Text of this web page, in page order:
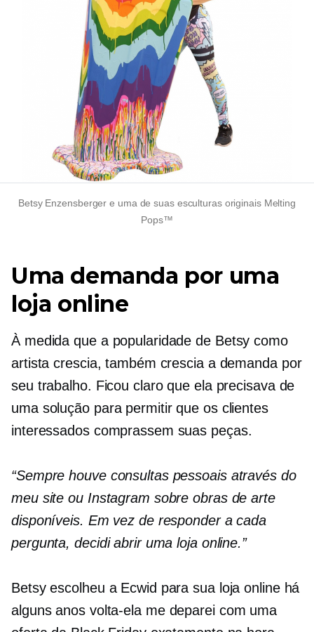
Betsy Enzensberger e uma de suas esculturas originais Melting
Pops™
Uma demanda por uma
loja online
À medida que a popularidade de Betsy como
artista crescia, também crescia a demanda por
seu trabalho. Ficou claro que ela precisava de
uma solução para permitir que os clientes
interessados ​​comprassem suas peças.
“Sempre houve consultas pessoais através do
meu site ou Instagram sobre obras de arte
disponíveis. Em vez de responder a cada
pergunta, decidi abrir uma loja online.”
Betsy escolheu a Ecwid para sua loja online há
alguns anos volta-elame deparei com uma